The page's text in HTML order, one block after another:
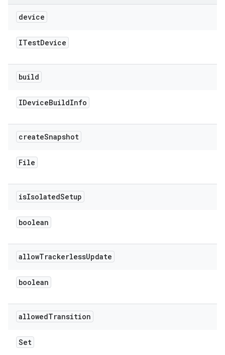
device
ITestDevice
build
IDeviceBuildInfo
createSnapshot
File
isIsolatedSetup
boolean
allowTrackerlessUpdate
boolean
allowedTransition
Set